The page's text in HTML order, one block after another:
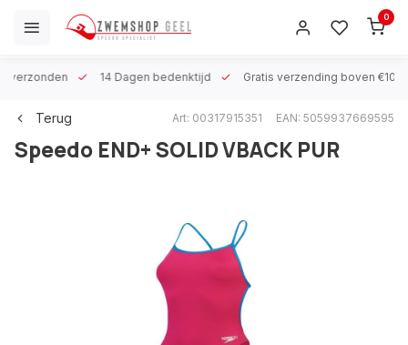
0
verzonden 14 Dagen bedenktijd Gratis verzending boven €100
Terug Art: 00317915351 EAN: 5059937669595
Speedo END+ SOLID VBACK PUR